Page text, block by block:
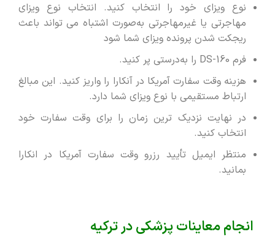
نوع ویزای خود را انتخاب کنید. انتخاب نوع ویزای
مهاجرتی یا غیرمهاجرتی به‌صورت اشتباه می تواند باعث
ریجکت شدن پرونده ویزای شما شود
فرم DS-160 را به‌درستی پر کنید.
هزینه وقت سفارت آمریکا در آنکارا را واریز کنید. این مبالغ
ارتباط مستقیمی با نوع ویزای شما دارد.
در نهایت نزدیک ‌ترین زمان را برای وقت سفارت خود
انتخاب کنید.
منتظر ایمیل تأیید رزرو وقت سفارت آمریکا در انکارا
بمانید.
انجام معاینات پزشکی در ترکیه